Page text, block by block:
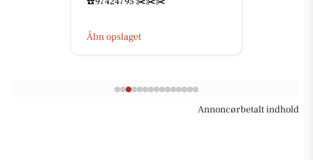
Åbn opslaget
Annoncørbetalt indhold